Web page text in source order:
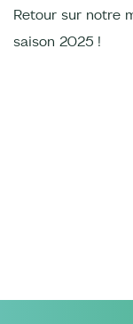
Retour sur notre
saison 2025 !